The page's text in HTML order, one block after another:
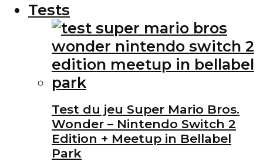
Tests
Test du jeu Super Mario Bros.
Wonder – Nintendo Switch 2
Edition + Meetup in Bellabel
Park